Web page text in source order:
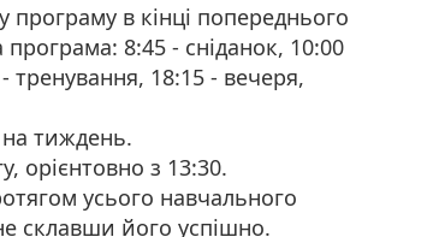
в кінці попереднього
програма: 8:45 - сніданок, 10:00
тренування, 18:15 - вечеря,
тиждень.
орієнтовно з 13:30.
усього навчального
склавши його успішно.